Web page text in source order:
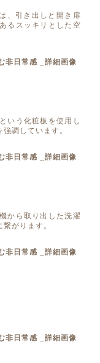
、引き出しと開き扉
るスッキリとした空
いう化粧板を使用し
調しています。
から取り出した洗濯
がります。